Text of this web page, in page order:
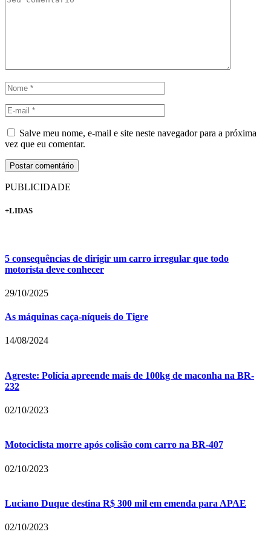
Salve meu nome, e-mail e site neste navegador para a próxima
vez que eu comentar.
PUBLICIDADE
+LIDAS
5 consequências de dirigir um carro irregular que todo
motorista deve conhecer
29/10/2025
As máquinas caça-níqueis do Tigre
14/08/2024
Agreste: Polícia apreende mais de 100kg de maconha na BR-
232
02/10/2023
Motociclista morre após colisão com carro na BR-407
02/10/2023
Luciano Duque destina R$ 300 mil em emenda para APAE
02/10/2023